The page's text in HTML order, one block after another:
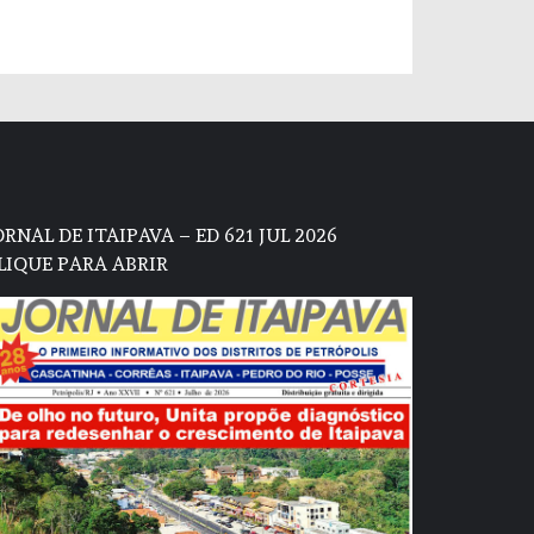
DE ITAIPAVA – ED 621 JUL 2026
PARA ABRIR